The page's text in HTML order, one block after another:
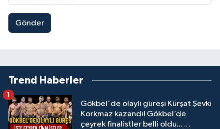
Gönder
Trend Haberler
Gökbel'de olaylı güreşi Kürşat Şevki
Korkmaz kazandı! Gökbel’de
çeyrek finalistler belli oldu...
1